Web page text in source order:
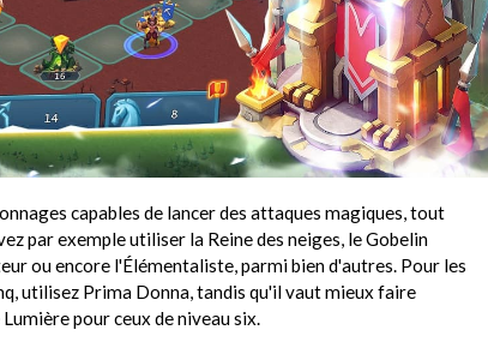
capables de lancer des attaques magiques, tout
par exemple utiliser la Reine des neiges, le Gobelin
ou encore l'Élémentaliste, parmi bien d'autres. Pour les
utilisez Prima Donna, tandis qu'il vaut mieux faire
pour ceux de niveau six.